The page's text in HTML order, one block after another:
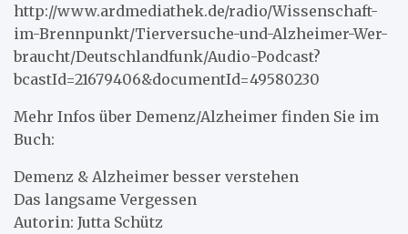
http://www.ardmediathek.de/radio/Wissenschaft-
im-Brennpunkt/Tierversuche-und-Alzheimer-Wer-
braucht/Deutschlandfunk/Audio-Podcast?
bcastId=21679406&documentId=49580230
Mehr Infos über Demenz/Alzheimer finden Sie im
Buch:
Demenz & Alzheimer besser verstehen
Das langsame Vergessen
Autorin: Jutta Schütz